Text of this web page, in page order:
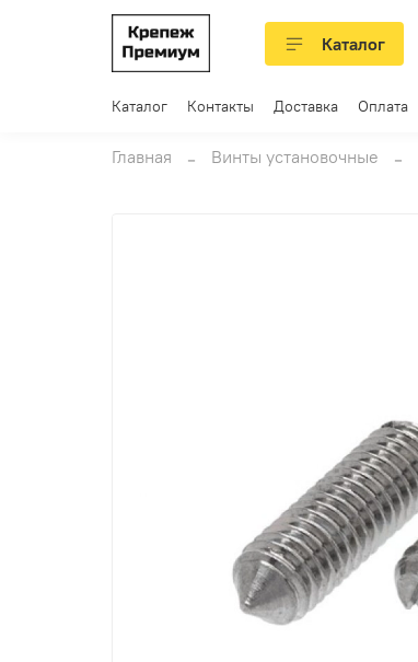
Каталог
Каталог Контакты Доставка Оплата
Главная Винты установочные